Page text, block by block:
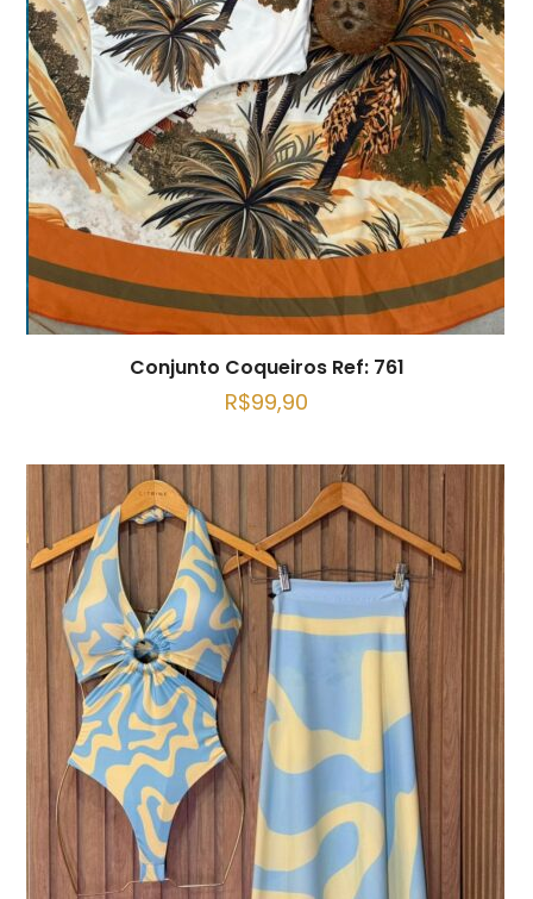
Conjunto Coqueiros Ref: 761
R$99,90